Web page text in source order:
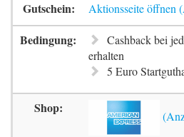
Aktionsseite öffnen
Cashback bei
erhalten
5 Euro